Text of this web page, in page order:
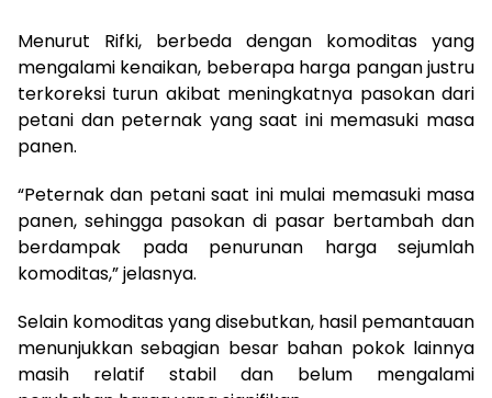
Menurut Rifki, berbeda dengan komoditas yang
mengalami kenaikan, beberapa harga pangan justru
terkoreksi turun akibat meningkatnya pasokan dari
petani dan peternak yang saat ini memasuki masa
panen.
“Peternak dan petani saat ini mulai memasuki masa
panen, sehingga pasokan di pasar bertambah dan
berdampak pada penurunan harga sejumlah
komoditas,” jelasnya.
Selain komoditas yang disebutkan, hasil pemantauan
menunjukkan sebagian besar bahan pokok lainnya
masih relatif stabil dan belum mengalami